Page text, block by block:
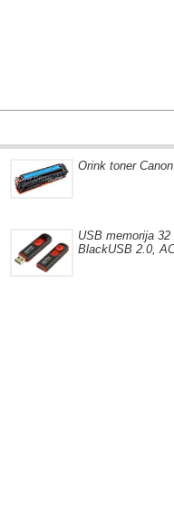
Orink toner
USB memorija
BlackUSB 2.0,